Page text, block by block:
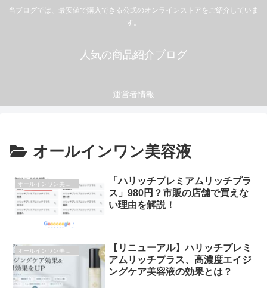
当ブログでは、最安値で購入できる公式のオンラインストアをご紹介していま
す。
人気の商品紹介ブログ
運営者情報
オールインワン美容液
「ハリッチプレミアムリッチプラ
ス」980円？市販の店舗で買えな
い理由を解説！
オールインワン美容液
【リニューアル】ハリッチプレミ
アムリッチプラス、高濃度エイジ
ングケア美容液の効果とは？